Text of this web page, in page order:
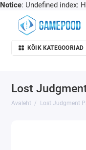
Notice: Undefined index:
KÕIK KATEGOORIAD
Lost
Avaleht Lost Judgment